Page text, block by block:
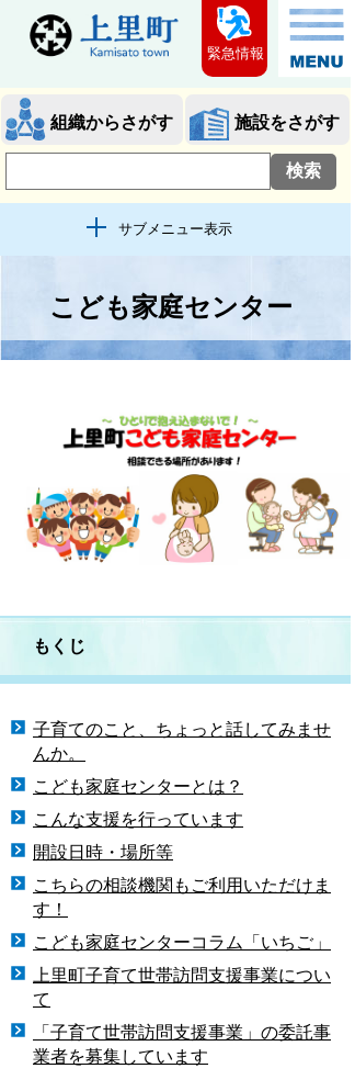
組織からさがす 施設をさがす
サブメニュー表示
緊急情報
こども家庭センター
もくじ
子育てのこと、ちょっと話してみませ
んか。
こども家庭センターとは？
こんな支援を行っています
開設日時・場所等
こちらの相談機関もご利用いただけま
す！
こども家庭センターコラム「いちご」
上里町子育て世帯訪問支援事業につい
て
「子育て世帯訪問支援事業」の委託事
業者を募集しています